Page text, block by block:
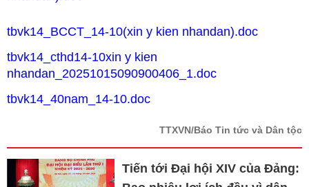
tbvk14_BCCT_14-10(xin y kien nhandan).doc
tbvk14_cthd14-10xin y kien
nhandan_20251015090900406_1.doc
tbvk14_40nam_14-10.doc
TTXVN/Báo Tin tức và Dân tộc
Tiến tới Đại hội XIV của Đảng: